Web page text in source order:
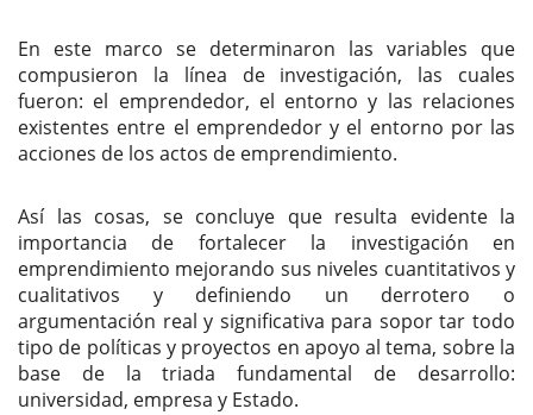
En este marco se determinaron las variables que
compusieron la línea de investigación, las cuales
fueron: el emprendedor, el entorno y las relaciones
existentes entre el emprendedor y el entorno por las
acciones de los actos de emprendimiento.
Así las cosas, se concluye que resulta evidente la
importancia de fortalecer la investigación en
emprendimiento mejorando sus niveles cuantitativos y
cualitativos y definiendo un derrotero o
argumentación real y significativa para sopor tar todo
tipo de políticas y proyectos en apoyo al tema, sobre la
base de la triada fundamental de desarrollo:
universidad, empresa y Estado.